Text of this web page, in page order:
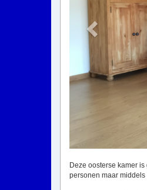
Deze oosterse kamer
personen maar